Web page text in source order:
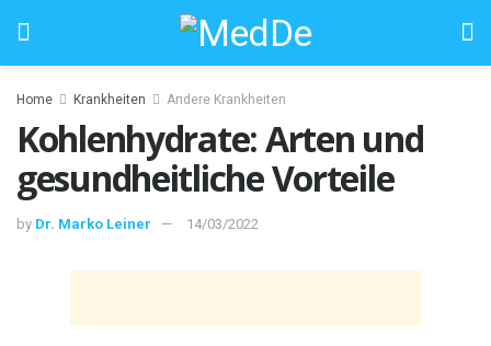
Home Krankheiten Andere Krankheiten
Kohlenhydrate: Arten und
gesundheitliche Vorteile
by Dr. Marko Leiner 14/03/2022